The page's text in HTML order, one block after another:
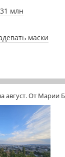
млн
маски
август. От Марии